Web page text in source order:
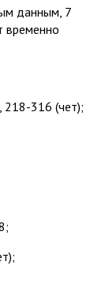
данным, 7
временно
218-316 (чет);